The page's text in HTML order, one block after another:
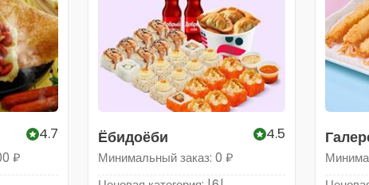
4.7
₽
Ёбидоёби 4.5
Минимальный заказ: 0 ₽